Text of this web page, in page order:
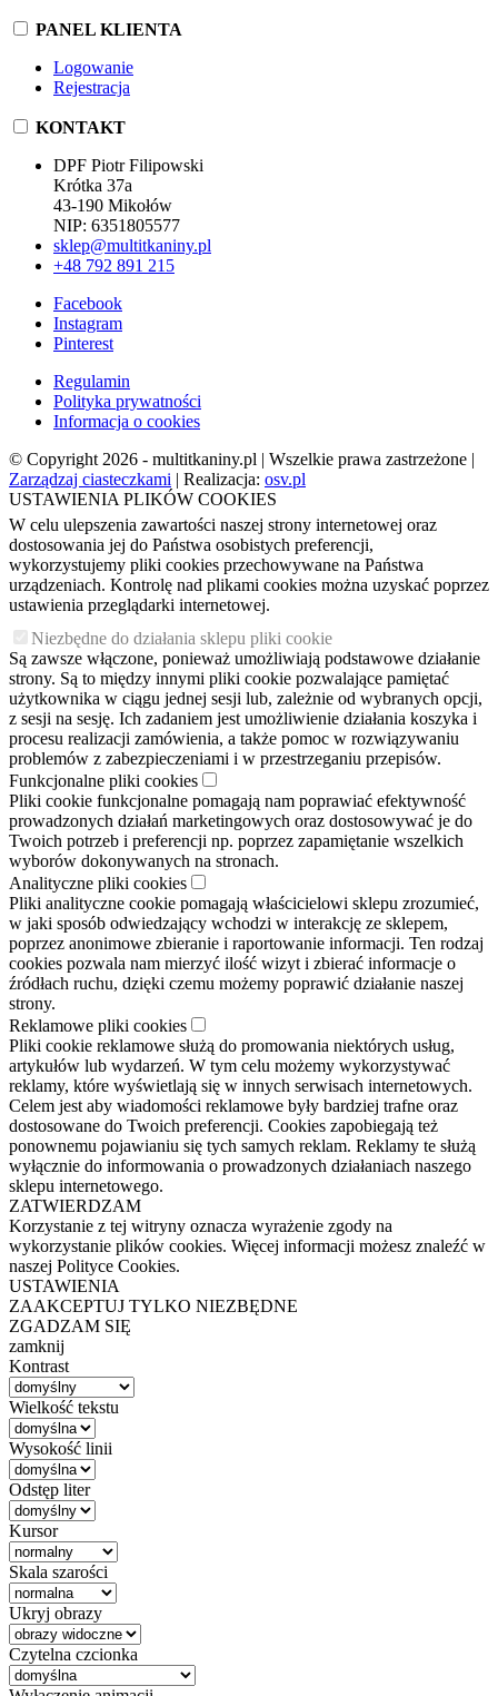
PANEL KLIENTA
Logowanie
Rejestracja
KONTAKT
DPF Piotr Filipowski
Krótka 37a
43-190 Mikołów
NIP: 6351805577
sklep@multitkaniny.pl
+48 792 891 215
Facebook
Instagram
Pinterest
Regulamin
Polityka prywatności
Informacja o cookies
© Copyright 2026 - multitkaniny.pl | Wszelkie prawa zastrzeżone |
Zarządzaj ciasteczkami | Realizacja: osv.pl
USTAWIENIA PLIKÓW COOKIES
W celu ulepszenia zawartości naszej strony internetowej oraz
dostosowania jej do Państwa osobistych preferencji,
wykorzystujemy pliki cookies przechowywane na Państwa
urządzeniach. Kontrolę nad plikami cookies można uzyskać poprzez
ustawienia przeglądarki internetowej.
Niezbędne do działania sklepu pliki cookie
Są zawsze włączone, ponieważ umożliwiają podstawowe działanie
strony. Są to między innymi pliki cookie pozwalające pamiętać
użytkownika w ciągu jednej sesji lub, zależnie od wybranych opcji,
z sesji na sesję. Ich zadaniem jest umożliwienie działania koszyka i
procesu realizacji zamówienia, a także pomoc w rozwiązywaniu
problemów z zabezpieczeniami i w przestrzeganiu przepisów.
Funkcjonalne pliki cookies
Pliki cookie funkcjonalne pomagają nam poprawiać efektywność
prowadzonych działań marketingowych oraz dostosowywać je do
Twoich potrzeb i preferencji np. poprzez zapamiętanie wszelkich
wyborów dokonywanych na stronach.
Analityczne pliki cookies
Pliki analityczne cookie pomagają właścicielowi sklepu zrozumieć,
w jaki sposób odwiedzający wchodzi w interakcję ze sklepem,
poprzez anonimowe zbieranie i raportowanie informacji. Ten rodzaj
cookies pozwala nam mierzyć ilość wizyt i zbierać informacje o
źródłach ruchu, dzięki czemu możemy poprawić działanie naszej
strony.
Reklamowe pliki cookies
Pliki cookie reklamowe służą do promowania niektórych usług,
artykułów lub wydarzeń. W tym celu możemy wykorzystywać
reklamy, które wyświetlają się w innych serwisach internetowych.
Celem jest aby wiadomości reklamowe były bardziej trafne oraz
dostosowane do Twoich preferencji. Cookies zapobiegają też
ponownemu pojawianiu się tych samych reklam. Reklamy te służą
wyłącznie do informowania o prowadzonych działaniach naszego
sklepu internetowego.
ZATWIERDZAM
Korzystanie z tej witryny oznacza wyrażenie zgody na
wykorzystanie plików cookies. Więcej informacji możesz znaleźć w
naszej Polityce Cookies.
USTAWIENIA
ZAAKCEPTUJ TYLKO NIEZBĘDNE
ZGADZAM SIĘ
zamknij
Kontrast
Wielkość tekstu
Wysokość linii
Odstęp liter
Kursor
Skala szarości
Ukryj obrazy
Czytelna czcionka